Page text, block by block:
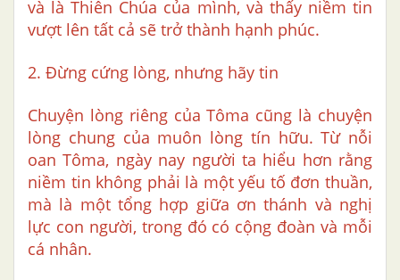
và là Thiên Chúa của mình, và thấy niềm tin
vượt lên tất cả sẽ trở thành hạnh phúc.
2. Đừng cứng lòng, nhưng hãy tin
Chuyện lòng riêng của Tôma cũng là chuyện
lòng chung của muôn lòng tín hữu. Từ nỗi
oan Tôma, ngày nay người ta hiểu hơn rằng
niềm tin không phải là một yếu tố đơn thuần,
mà là một tổng hợp giữa ơn thánh và nghị
lực con người, trong đó có cộng đoàn và mỗi
cá nhân.